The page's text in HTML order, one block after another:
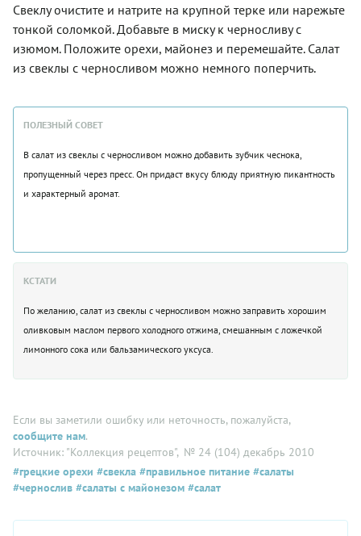
Свеклу очистите и натрите на крупной терке или нарежьте
тонкой соломкой. Добавьте в миску к черносливу с
изюмом. Положите орехи, майонез и перемешайте. Салат
из свеклы с черносливом можно немного поперчить.
ПОЛЕЗНЫЙ СОВЕТ
В салат из свеклы с черносливом можно добавить зубчик чеснока,
пропущенный через пресс. Он придаст вкусу блюду приятную пикантность
и характерный аромат.
КСТАТИ
По желанию, салат из свеклы с черносливом можно заправить хорошим
оливковым маслом первого холодного отжима, смешанным с ложечкой
лимонного сока или бальзамического уксуса.
Если вы заметили ошибку или неточность, пожалуйста,
сообщите нам.
Источник: "Коллекция рецептов", № 24 (104) декабрь 2010
#грецкие орехи #свекла #правильное питание #салаты
#чернослив #салаты с майонезом #салат